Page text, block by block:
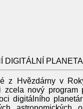
DIGITÁLNÍ
z Hvězdárny v
zcela nový program
digitálního